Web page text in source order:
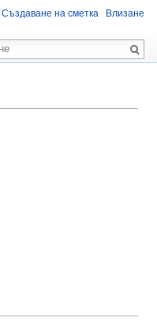
Създаване на сметка Влизане